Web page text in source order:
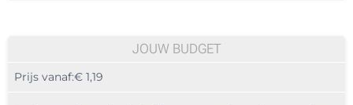
50
JOUW BUDGET
Prijs vanaf:€ 1,19